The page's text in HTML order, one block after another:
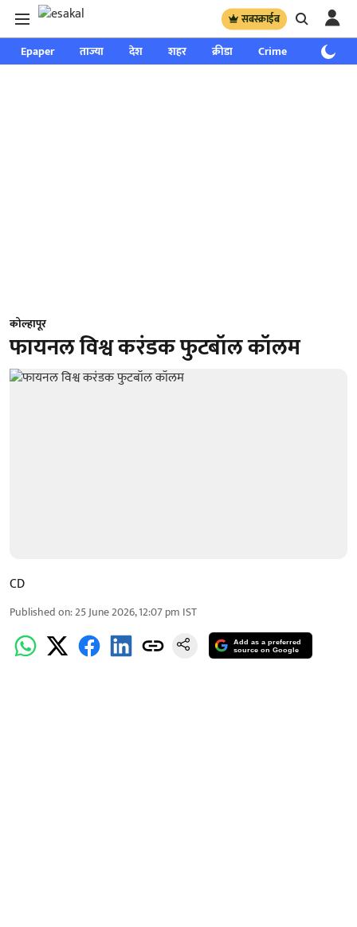
सबस्क्राईब
Epaper ताज्या देश शहर क्रीडा Crime साप्ताहिक
कोल्हापूर
फायनल विश्व करंडक फुटबॉल कॉलम
CD
Published on:25 June 2026, 12:07 pm IST
Add as a preferred
source on Google